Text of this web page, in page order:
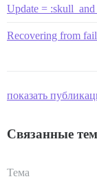
Update =
Recovering from
показать
Связанные
Тема